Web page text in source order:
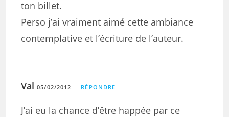
ton billet.
Perso j’ai vraiment aimé cette ambiance
contemplative et l’écriture de l’auteur.
Val 05/02/2012 RÉPONDRE
J’ai eu la chance d’être happée par ce